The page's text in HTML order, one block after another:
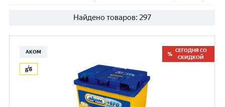
Найдено товаров: 297
АКОМ
СЕГОДНЯ СО
СКИДКОЙ